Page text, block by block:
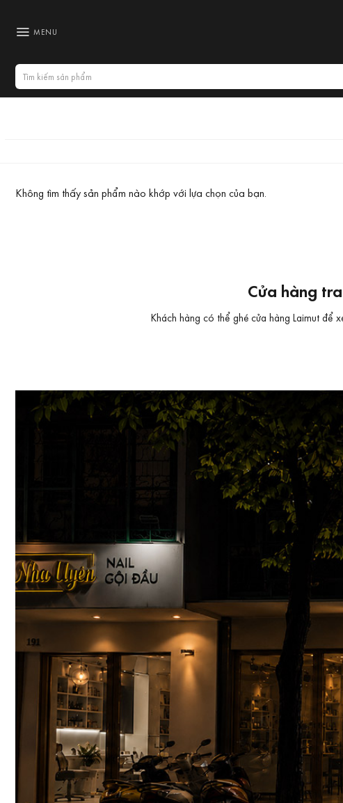
dung
MENU
Tìm
kiếm:
Không tìm thấy sản phẩm nào khớp với lựa chọn của bạn.
Cửa hàng
Khách hàng có thể ghé cửa hàng Laimut để